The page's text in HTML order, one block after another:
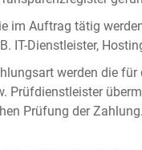
im Auftrag tätig
IT-Dienstleister,
werden die
Prüfdienstleister
Prüfung der